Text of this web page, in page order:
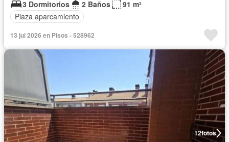
3 Dormitorios
2 Baños
91 m²
Plaza aparcamiento
13 jul 2026 en Pisos - 528962
12fotos